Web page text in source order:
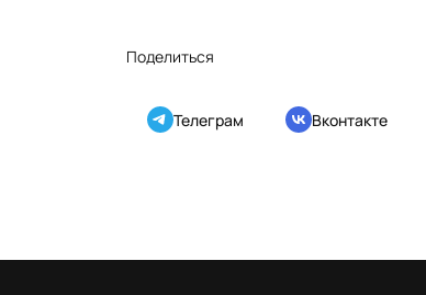
Поделиться
Телеграм Вконтакте